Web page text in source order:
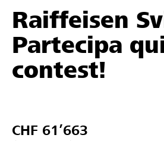
Sostenere
Aiuto & supporto
Raiffeisen
Partecipa
contest!
CHF 61’663